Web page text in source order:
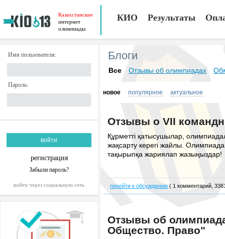
Казахстанские
интернет
олимпиады
КИО Результаты
Имя пользователя:
Пароль:
регистрация
Забыли пароль?
войти через социальную сеть
Блоги
Все Отзывы об олимпиадах
новое популярное актуальное
Отзывы о VII
Құрметті қатысушылар,
жақсарту керегі жайлы.
тақырыпқа жариялап жазыңыздар!
перейти к обсуждению ( 1 комментарий,
Отзывы об
Общество. Право"